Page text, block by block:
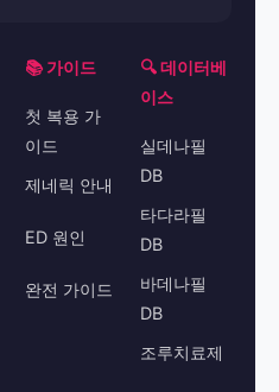
📚 가이드
첫 복용 가
이드
제네릭 안내
ED 원인
완전 가이드
🔍 데이터베
이스
실데나필
DB
타다라필
DB
바데나필
DB
조루치료제